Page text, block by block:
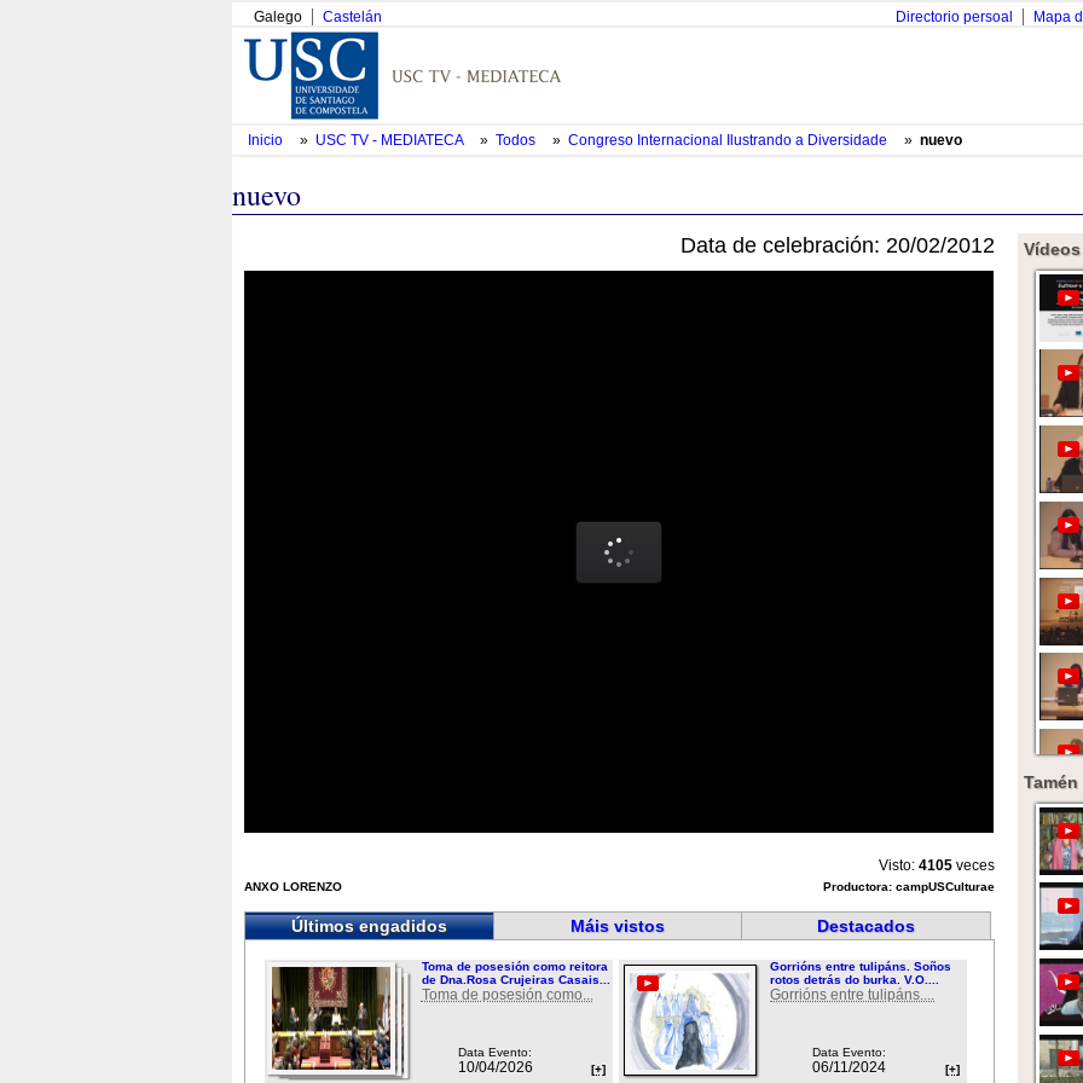
Galego Castelán Mapa
Directorio persoal
Inicio » USC TV - MEDIATECA » Todos » Congreso Internacional Ilustrando a Diversidade » nuevo
nuevo
Data de celebración: 20/02/2012
Visto: 4105 veces
Productora: campUSCulturae
ANXO LORENZO
Últimos engadidos Máis vistos Destacados
Toma de posesión como reitora
de Dna.Rosa Crujeiras Casais...
Toma de posesión como...
Data Evento:
10/04/2026 [+]
Gorrións entre tulipáns. Soños
rotos detrás do burka. V.O....
Gorrións entre tulipáns....
Data Evento:
06/11/2024 [+]